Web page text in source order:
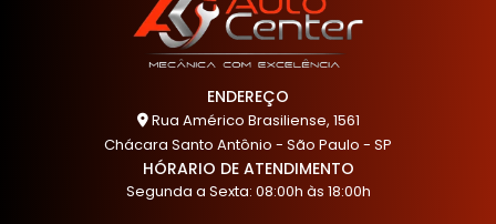
ENDEREÇO
Rua Américo Brasiliense, 1561
Chácara Santo Antônio - São Paulo - SP
HÓRARIO DE ATENDIMENTO
Segunda a Sexta: 08:00h às 18:00h